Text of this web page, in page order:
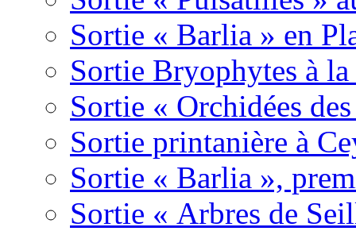
Sortie « Barlia » en
Sortie Bryophytes à la
Sortie « Orchidées
Sortie printanière à
Sortie « Barlia »,
Sortie « Arbres de